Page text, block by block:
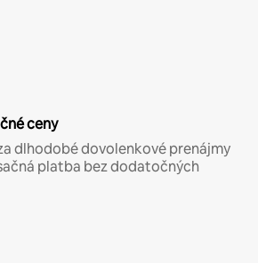
ceny
dlhodobé dovolenkové prenájmy
platba bez dodatočných